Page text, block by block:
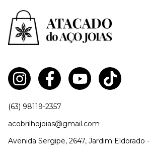
(63) 98119-2357
acobrilhojoias@gmail.com
Avenida Sergipe, 2647, Jardim Eldorado